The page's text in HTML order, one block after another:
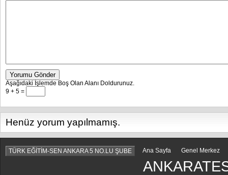
Yorumu Gönder
Aşağıdaki İşlemde Boş Olan Alanı Doldurunuz.
9 + 5 =
Henüz yorum yapılmamış.
TÜRK EĞİTİM-SEN ANKARA 5 NO.LU ŞUBE Ana Sayfa Genel Merkez